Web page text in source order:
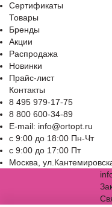
Сертификаты
Товары
Бренды
Акции
Распродажа
Новинки
Прайс-лист
Контакты
8 495 979-17-75
8 800 600-34-89
E-mail: info@ortopt.ru
c 9:00 до 18:00 Пн-Чт
c 9:00 до 17:00 Пт
Москва,